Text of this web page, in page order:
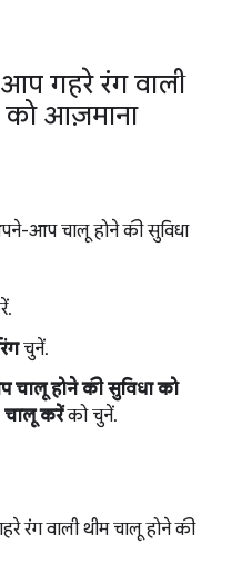
गहरे रंग वाली
को आज़माना
आप चालू होने की सुविधा
चुनें.
होने की सुविधा को
चालू करेंको चुनें.
वाली थीम चालू होने की